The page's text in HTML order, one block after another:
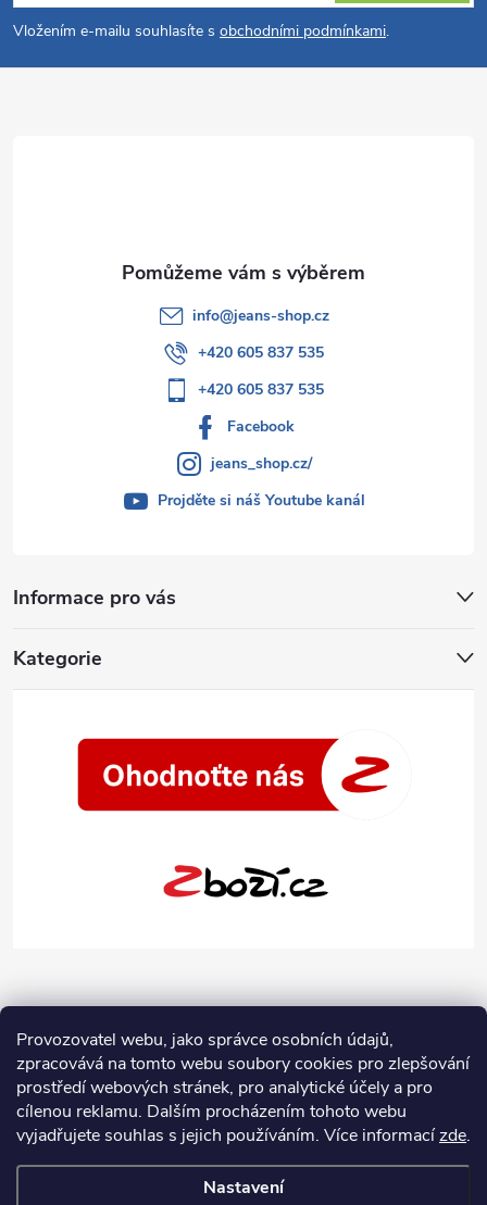
Provozovatel webu, jako správce osobních údajů,
zpracovává na tomto webu soubory cookies pro zlepšování
prostředí webových stránek, pro analytické účely a pro
cílenou reklamu. Dalším procházením tohoto webu
vyjadřujete souhlas s jejich používáním. Více informacízde.
Nastavení
p
a
Vložením e-mailu souhlasíte s obchodními podmínkami.
Informace pro vás
Kategorie
info@jeans-shop.cz
+420 605 837 535
+420 605 837 535
Facebook
jeans_shop.cz/
Projděte si náš Youtube kanál